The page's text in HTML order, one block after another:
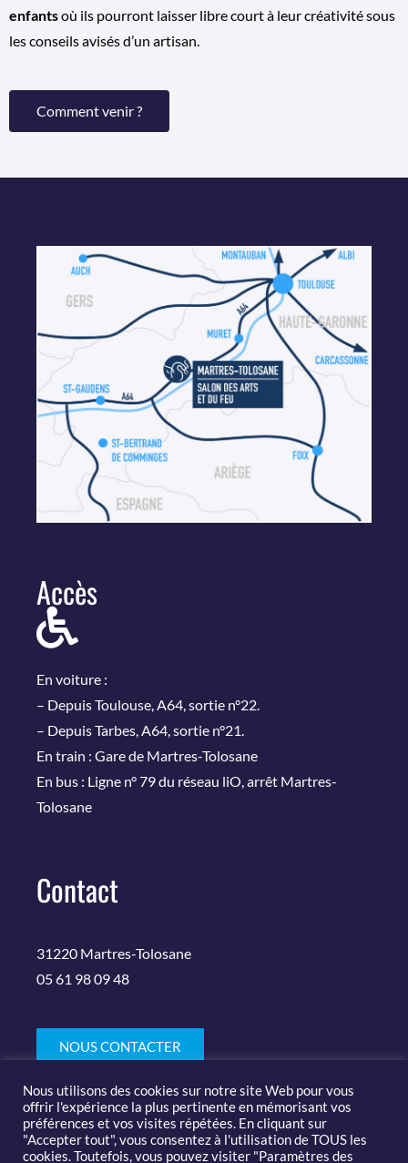
enfantsoù ils pourront laisser libre court à leur créativité sous
les conseils avisés d’un artisan.
Comment venir ?
Accès
En voiture :
– Depuis Toulouse, A64, sortie n°22.
– Depuis Tarbes, A64, sortie n°21.
En train : Gare de Martres-Tolosane
En bus : Ligne n° 79 du réseau liO, arrêt Martres-
Tolosane
Contact
31220 Martres-Tolosane
05 61 98 09 48
NOUS CONTACTER
Nous utilisons des cookies sur notre site Web pour vous
offrir l'expérience la plus pertinente en mémorisant vos
préférences et vos visites répétées. En cliquant sur
"Accepter tout", vous consentez à l'utilisation de TOUS les
cookies. Toutefois, vous pouvez visiter "Paramètres des